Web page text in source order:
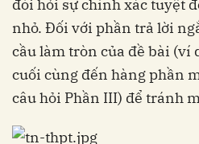
đòi hỏi sự chính xác tuyệt
nhỏ. Đối với phần trả lời
cầu làm tròn của đề bài (ví
cuối cùng đến hàng phần
câu hỏi Phần III) để tránh